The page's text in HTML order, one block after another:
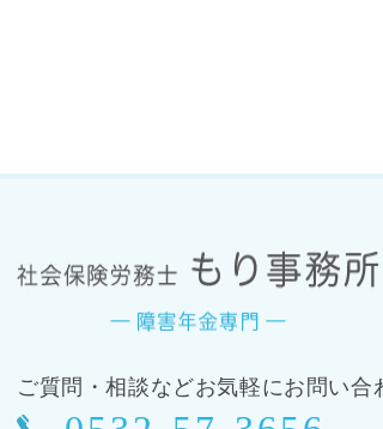
ご質問・相談などお気軽にお問い合